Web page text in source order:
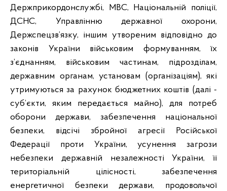
Держприкордонслужбі, МВС, Національній поліції,
ДСНС, Управлінню державної охорони,
Держспецзв’язку, іншим утвореним відповідно до
законів України військовим формуванням, їх
з’єднанням, військовим частинам, підрозділам,
державним органам, установам (організаціям), які
утримуються за рахунок бюджетних коштів (далі -
суб’єкти, яким передається майно), для потреб
оборони держави, забезпечення національної
безпеки, відсічі збройної агресії Російської
Федерації проти України, усунення загрози
небезпеки державній незалежності України, її
територіальній цілісності, забезпечення
енергетичної безпеки держави, продовольчої